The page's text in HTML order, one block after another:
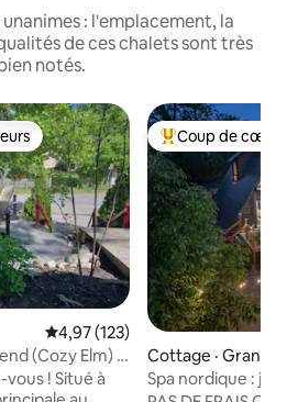
: l'emplacement, la
de ces chalets sont très
notés.
parmi les plus aimés
Note moyenne de 4,97 sur 5,
4,97 (123)
(Cozy Elm) à
! ! Situé à
Coup de cœur
Coup de cœur
Cottage · Grand
Spa nordique :